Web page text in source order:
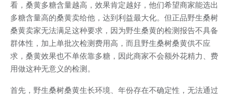
看，桑黄多糖含量越高，效果肯定越好，他们希望商家能选出
多糖含量高的桑黄卖给他，达到利益最大化。但正品野生桑树
桑黄卖家无法满足这种要求，因为野生桑黄的检测报告不具备
群体性，加上单批次检测费用高，而且野生桑树桑黄供不应
求，桑黄效果也不单依靠多糖，因此商家不会额外花精力、费
用做这种无意义的检测。
首先，野生桑树桑黄生长环境、年份存在不确定性，无法通过